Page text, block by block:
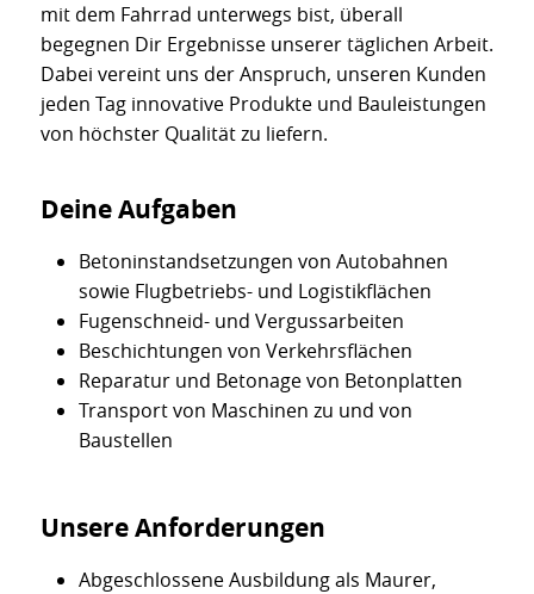
mit dem Fahrrad unterwegs bist, überall
begegnen Dir Ergebnisse unserer täglichen Arbeit.
Dabei vereint uns der Anspruch, unseren Kunden
jeden Tag innovative Produkte und Bauleistungen
von höchster Qualität zu liefern.
Deine Aufgaben
Betoninstandsetzungen von Autobahnen
sowie Flugbetriebs- und Logistikflächen
Fugenschneid- und Vergussarbeiten
Beschichtungen von Verkehrsflächen
Reparatur und Betonage von Betonplatten
Transport von Maschinen zu und von
Baustellen
Unsere Anforderungen
Abgeschlossene Ausbildung als Maurer,